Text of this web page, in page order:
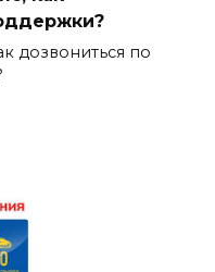
дозвониться по